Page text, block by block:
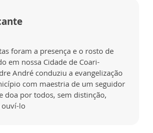
foram a presença e o rosto de
em nossa Cidade de Coari-
André conduziu a evangelização
com maestria de um seguidor
doa por todos, sem distinção,
ouví-lo